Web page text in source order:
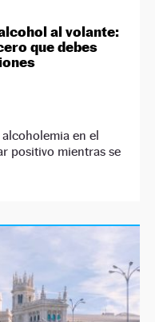
al volante:
que debes
en el
positivo mientras se